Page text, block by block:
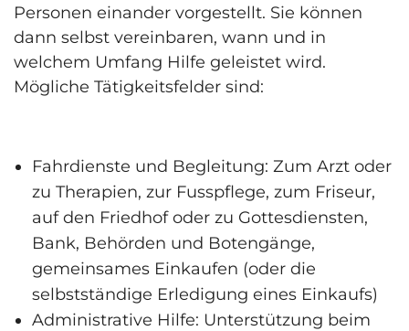
Personen einander vorgestellt. Sie können
dann selbst vereinbaren, wann und in
welchem Umfang Hilfe geleistet wird.
Mögliche Tätigkeitsfelder sind:
Fahrdienste und Begleitung: Zum Arzt oder
zu Therapien, zur Fusspflege, zum Friseur,
auf den Friedhof oder zu Gottesdiensten,
Bank, Behörden und Boten­gänge,
gemeinsames Einkaufen (oder die
selbstständige Erledigung eines Einkaufs)
Administrative Hilfe: Unterstützung beim